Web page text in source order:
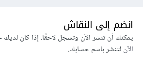
انضم إلى النقاش
يمكنك أن تنشر الآن وتسجل لاحقًا. إذا كان
الآنلتنشر باسم حسابك.